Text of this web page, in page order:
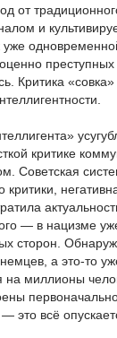
от
и
Критика «совка»
критике
Советская
критики,
― в нацизме
сторон.
а это-то
на миллионы
это всё